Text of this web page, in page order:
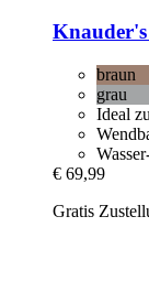
Knauder's
braun
grau
Ideal
€ 69,99
Gratis